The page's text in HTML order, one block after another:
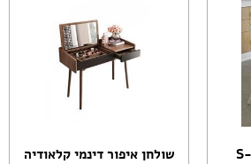
שולחן איפור דינמי קלאודיה